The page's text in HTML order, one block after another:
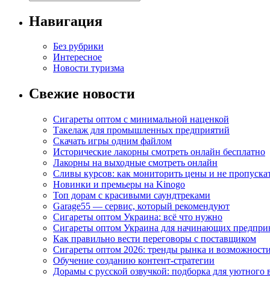
Навигация
Без рубрики
Интересное
Новости туризма
Свежие новости
Сигареты оптом с минимальной наценкой
Такелаж для промышленных предприятий
Скачать игры одним файлом
Исторические лакорны смотреть онлайн бесплатно
Лакорны на выходные смотреть онлайн
Сливы курсов: как мониторить цены и не
Новинки и премьеры на Kinogo
Топ дорам с красивыми саундтреками
Garage55 — сервис, который рекомендуют
Сигареты оптом Украина: всё что нужно
Сигареты оптом Украина для начинающих
Как правильно вести переговоры с поставщиком
Сигареты оптом 2026: тренды рынка и возможности
Обучение созданию контент-стратегии
Дорамы с русской озвучкой: подборка для уютного